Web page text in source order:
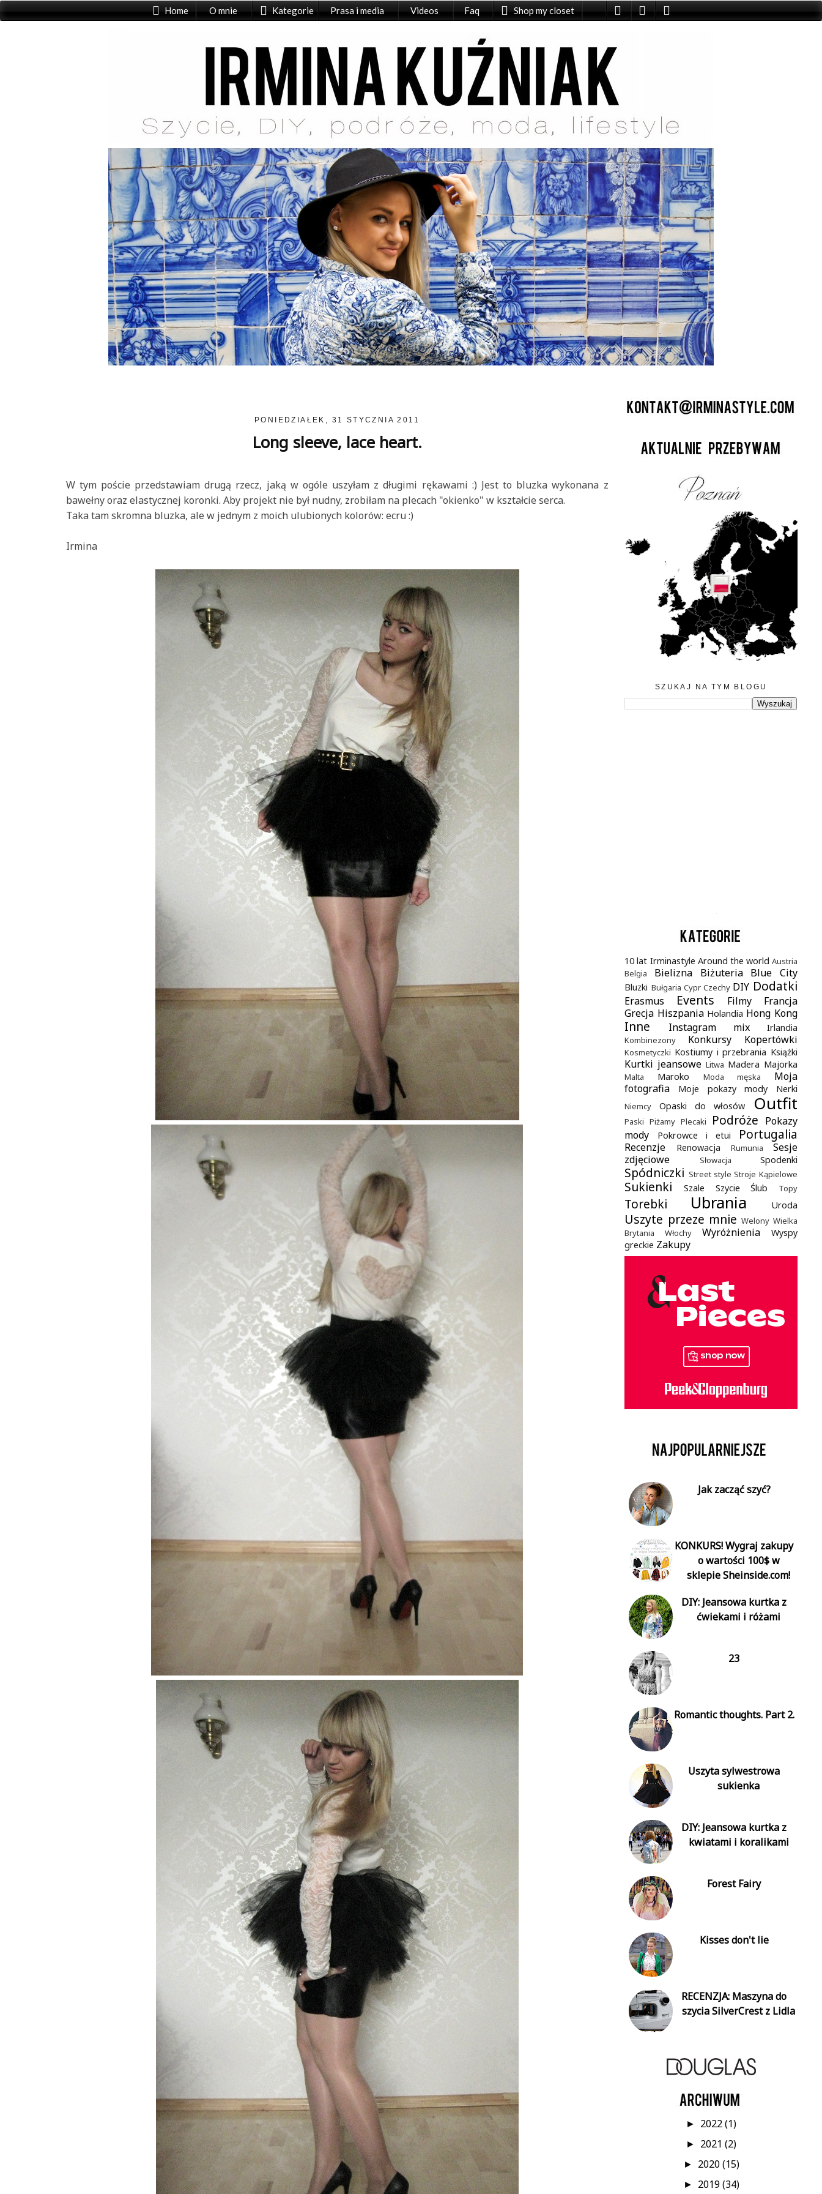
Home O mnie Kategorie Prasa i media Videos Faq Shop my closet
PONIEDZIAŁEK, 31 STYCZNIA 2011
Long sleeve, lace heart.
W tym poście przedstawiam drugą rzecz, jaką w ogóle uszyłam z długimi rękawami :) Jest to bluzka wykonana z
bawełny oraz elastycznej koronki. Aby projekt nie był nudny, zrobiłam na plecach "okienko" w kształcie serca.
Taka tam skromna bluzka, ale w jednym z moich ulubionych kolorów: ecru :)
Irmina
SZUKAJ NA TYM BLOGU
.
10 lat Irminastyle Around the world Austria
Belgia
Bielizna Biżuteria Blue City
Bluzki Bułgaria Cypr Czechy DIY Dodatki
Erasmus Events Filmy
Francja
Grecja Hiszpania Holandia Hong Kong
Inne Instagram mix Irlandia
Kombinezony Konkursy Kopertówki
Kosmetyczki Kostiumy i przebrania Książki
Kurtki jeansowe Litwa Madera Majorka
Malta Maroko Moda męska
Moja
fotografia
Moje pokazy mody Nerki
Niemcy Opaski do włosów Outfit
Paski Piżamy Plecaki Podróże Pokazy
mody
Pokrowce i etui Portugalia
Recenzje Renowacja Rumunia
Sesje
zdjęciowe
Słowacja Spodenki
Spódniczki Street style Stroje Kąpielowe
Sukienki Szale Szycie Ślub Topy
Torebki Ubrania Uroda
Uszyte przeze mnie Welony Wielka
Brytania
Włochy Wyróżnienia
Wyspy
greckie Zakupy
Jak zacząć szyć?
KONKURS! Wygraj zakupy
o wartości 100$ w
sklepie Sheinside.com!
DIY: Jeansowa kurtka z
ćwiekami i różami
23
Romantic thoughts. Part 2.
Uszyta sylwestrowa
sukienka
DIY: Jeansowa kurtka z
kwiatami i koralikami
Forest Fairy
Kisses don't lie
RECENZJA: Maszyna do
szycia SilverCrest z Lidla
► 2022(1)
► 2021(2)
► 2020(15)
► 2019(34)